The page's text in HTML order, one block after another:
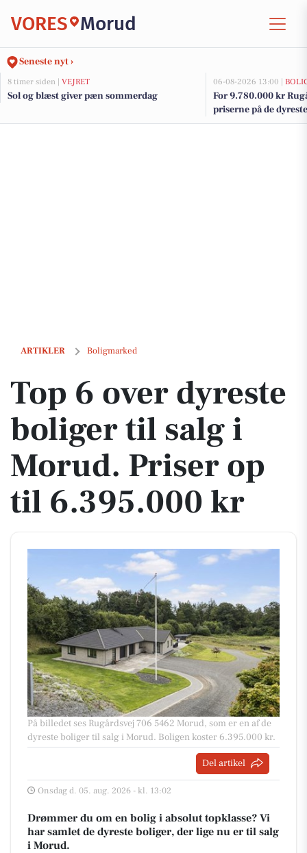
VORES Morud
Seneste nyt ›
8 timer siden | VEJRET
Sol og blæst giver pæn sommerdag
06-08-2026 13:00 |
For 9.780.000 kr
priserne på de
Morud
ARTIKLER Boligmarked
Top 6 over dyreste boliger til salg i Morud. Priser op til 6.395.000 kr
Top 6 over dyreste
boliger til salg i
Morud. Priser op
til 6.395.000 kr
På billedet ses Rugårdsvej 706 5462 Morud, som er en af de
dyreste boliger til salg i Morud. Boligen koster 6.395.000 kr.
Del artikel
Onsdag d. 05. aug. 2026 - kl. 13:02
Drømmer du om en bolig i absolut topklasse? Vi
har samlet de dyreste boliger, der lige nu er til salg
i Morud.